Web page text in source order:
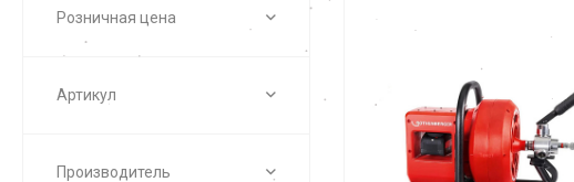
Розничная цена
Артикул
Производитель